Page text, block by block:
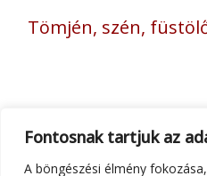
Fontosnak tartjuk az
A böngészési élmény
Tömjén, szén,